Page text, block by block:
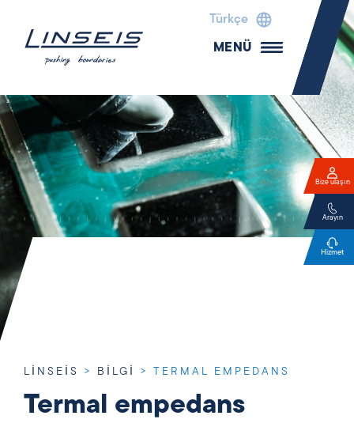
Türkçe
MENÜ
LINSEIS > BILGI > TERMAL EMPEDANS
Termal empedans
Bize ulaşın
Arayın
Hizmet